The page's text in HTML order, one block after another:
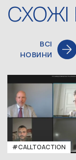
ВСІ
НОВИНИ
#CALLTOACTION